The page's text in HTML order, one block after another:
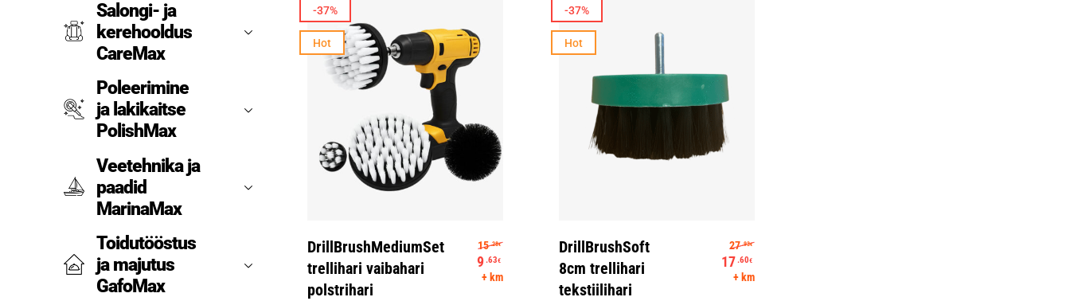
Salongi- ja
kerehooldus
CareMax
Poleerimine
ja lakikaitse
PolishMax
Veetehnika ja
paadid
MarinaMax
Toidutööstus
ja majutus
GafoMax
-37%
Hot
DrillBrushMediumSet
trellihari vaibahari
polstrihari
15.28€ Algne hind oli: 15.28€.
9.63€
Praegune hind on: 9.63€.
+ km
-37%
Hot
DrillBrushSoft
8cm trellihari
tekstiilihari
27.93€ Algne hind oli: 27.93€.
17.60€
Praegune hind on: 17.60€.
+ km